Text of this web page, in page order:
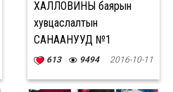
ХАЛЛОВИНЫ баярын
хувцаслалтын
САНААНУУД №1
613 9494 2016-10-11